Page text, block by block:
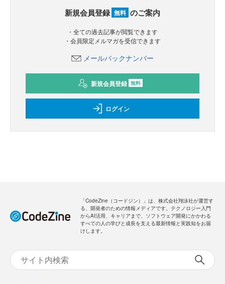
新規会員登録 無料 のご案内
・全ての過去記事が閲覧できます
・会員限定メルマガを受信できます
メールバックナンバー
新規会員登録 無料
ログイン
「CodeZine（コードジン）」は、株式会社翔泳社が運営す
る、開発者のための情報メディアです。テクノロジー入門
からAI活用、キャリアまで、ソフトウェア開発にかかわる
すべての人の学びと成長を支える最新情報と実践知をお届
けします。